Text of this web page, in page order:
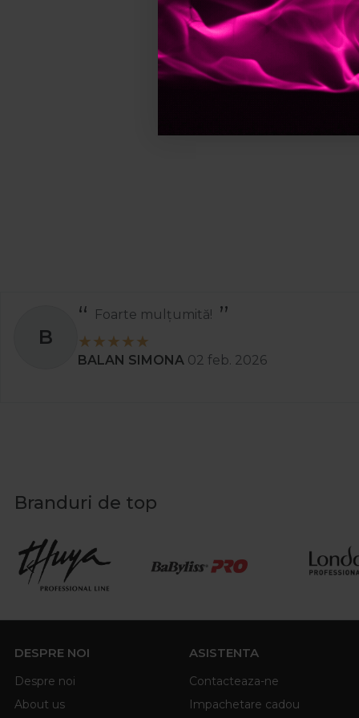
B
Foarte mulțumită!
BALAN SIMONA 02 feb. 2026
Branduri de top
DESPRE NOI
Despre noi
About us
ASISTENTA
Contacteaza-ne
Impachetare cadou